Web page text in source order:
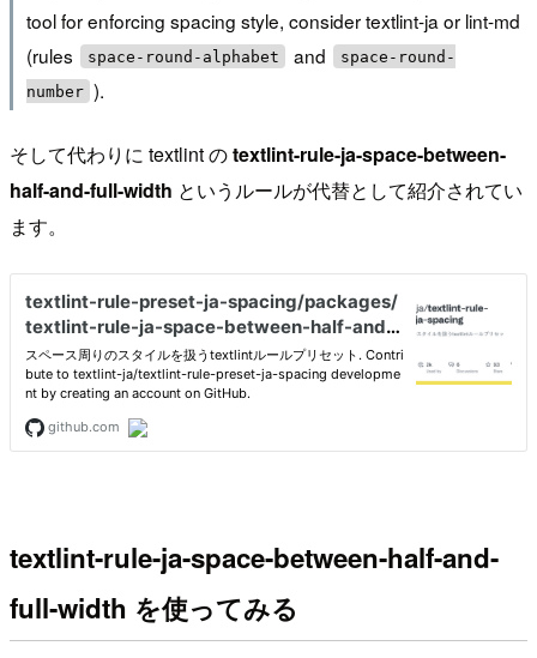
tool for enforcing spacing style, consider textlint-ja or lint-md
(rules
space-round-alphabet and
space-round-
number ).
そして代わりに textlint のtextlint-rule-ja-space-between-
half-and-full-width というルールが代替として紹介されてい
ます。
textlint-rule-ja-space-between-half-and-
full-width を使ってみる